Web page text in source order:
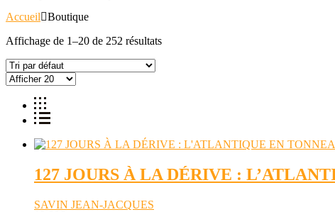
Accueil
Boutique
Affichage de 1–20 de 252 résultats
127 JOURS À LA DÉRIVE :
SAVIN JEAN-JACQUES